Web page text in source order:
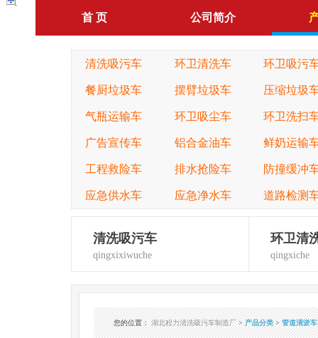
首 页 公司简介
清洗吸污车 环卫清洗车 环卫吸污
餐厨垃圾车 摆臂垃圾车 压缩垃圾
气瓶运输车 环卫吸尘车 环卫洗扫
广告宣传车 铝合金油车 鲜奶运输
工程救险车 排水抢险车 防撞缓冲
应急供水车 应急净水车 道路检测
清洗吸污车
qingxixiwuche
环卫清
qingxiche
您的位置：湖北程力清洗吸污车制造厂>产品分类>管道清淤车